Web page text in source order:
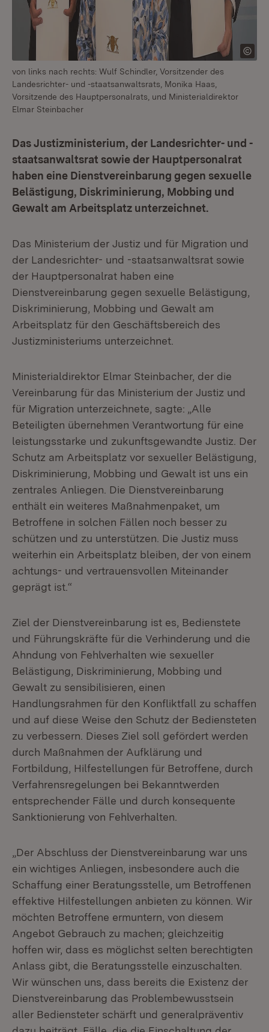
von links nach rechts: Wulf Schindler, Vorsitzender des
Landesrichter- und -staatsanwaltsrats, Monika Haas,
Vorsitzende des Hauptpersonalrats, und Ministerialdirektor
Elmar Steinbacher
Das Justizministerium, der Landesrichter- und -
staatsanwaltsrat sowie der Hauptpersonalrat
haben eine Dienstvereinbarung gegen sexuelle
Belästigung, Diskriminierung, Mobbing und
Gewalt am Arbeitsplatz unterzeichnet.
Das Ministerium der Justiz und für Migration und
der Landesrichter- und -staatsanwaltsrat sowie
der Hauptpersonalrat haben eine
Dienstvereinbarung gegen sexuelle Belästigung,
Diskriminierung, Mobbing und Gewalt am
Arbeitsplatz für den Geschäftsbereich des
Justizministeriums unterzeichnet.
Ministerialdirektor Elmar Steinbacher, der die
Vereinbarung für das Ministerium der Justiz und
für Migration unterzeichnete, sagte: „Alle
Beteiligten übernehmen Verantwortung für eine
leistungsstarke und zukunftsgewandte Justiz. Der
Schutz am Arbeitsplatz vor sexueller Belästigung,
Diskriminierung, Mobbing und Gewalt ist uns ein
zentrales Anliegen. Die Dienstvereinbarung
enthält ein weiteres Maßnahmenpaket, um
Betroffene in solchen Fällen noch besser zu
schützen und zu unterstützen. Die Justiz muss
weiterhin ein Arbeitsplatz bleiben, der von einem
achtungs- und vertrauensvollen Miteinander
geprägt ist.“
Ziel der Dienstvereinbarung ist es, Bedienstete
und Führungskräfte für die Verhinderung und die
Ahndung von Fehlverhalten wie sexueller
Belästigung, Diskriminierung, Mobbing und
Gewalt zu sensibilisieren, einen
Handlungsrahmen für den Konfliktfall zu schaffen
und auf diese Weise den Schutz der Bediensteten
zu verbessern. Dieses Ziel soll gefördert werden
durch Maßnahmen der Aufklärung und
Fortbildung, Hilfestellungen für Betroffene, durch
Verfahrensregelungen bei Bekanntwerden
entsprechender Fälle und durch konsequente
Sanktionierung von Fehlverhalten.
„Der Abschluss der Dienstvereinbarung war uns
ein wichtiges Anliegen, insbesondere auch die
Schaffung einer Beratungsstelle, um Betroffenen
effektive Hilfestellungen anbieten zu können. Wir
möchten Betroffene ermuntern, von diesem
Angebot Gebrauch zu machen; gleichzeitig
hoffen wir, dass es möglichst selten berechtigten
Anlass gibt, die Beratungsstelle einzuschalten.
Wir wünschen uns, dass bereits die Existenz der
Dienstvereinbarung das Problembewusstsein
aller Bediensteter schärft und generalpräventiv